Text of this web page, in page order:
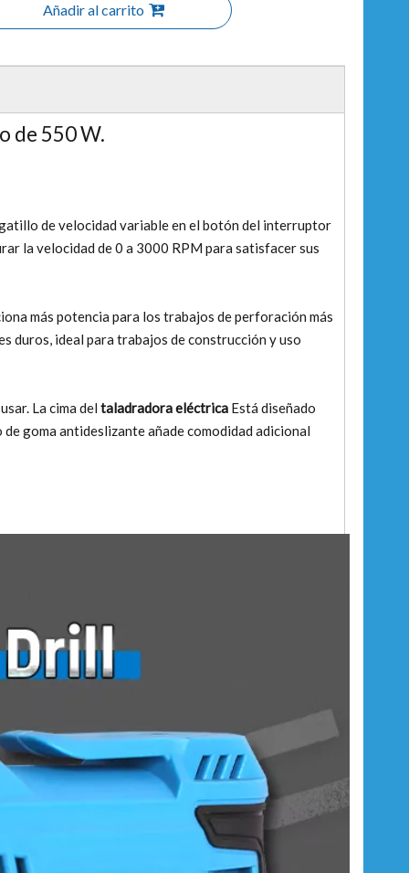
Añadir al carrito
de 550 W.
de velocidad variable en el botón del interruptor
la velocidad de 0 a 3000 RPM para satisfacer sus
más potencia para los trabajos de perforación más
duros, ideal para trabajos de construcción y uso
La cima del taladradora eléctrica Está diseñado
goma antideslizante añade comodidad adicional